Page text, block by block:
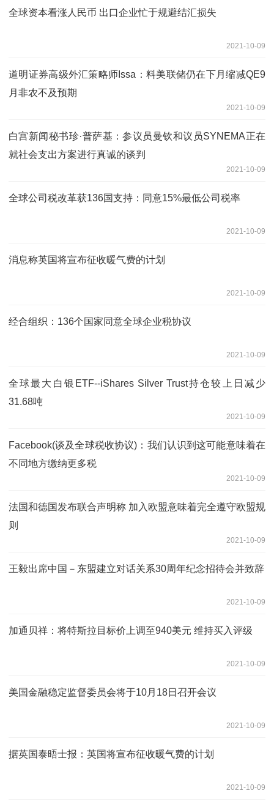
全球资本看涨人民币 出口企业忙于规避结汇损失
2021-10-09
道明证券高级外汇策略师Issa：料美联储仍在下月缩减QE9
月非农不及预期
2021-10-09
白宫新闻秘书珍·普萨基：参议员曼钦和议员SYNEMA正在
就社会支出方案进行真诚的谈判
2021-10-09
全球公司税改革获136国支持：同意15%最低公司税率
2021-10-09
消息称英国将宣布征收暖气费的计划
2021-10-09
经合组织：136个国家同意全球企业税协议
2021-10-09
全球最大白银ETF--iShares Silver Trust持仓较上日减少
31.68吨
2021-10-09
Facebook(谈及全球税收协议)：我们认识到这可能意味着在
不同地方缴纳更多税
2021-10-09
法国和德国发布联合声明称 加入欧盟意味着完全遵守欧盟规
则
2021-10-09
王毅出席中国－东盟建立对话关系30周年纪念招待会并致辞
2021-10-09
加通贝祥：将特斯拉目标价上调至940美元 维持买入评级
2021-10-09
美国金融稳定监督委员会将于10月18日召开会议
2021-10-09
据英国泰晤士报：英国将宣布征收暖气费的计划
2021-10-09